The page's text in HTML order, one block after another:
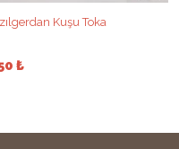
Kuşu Toka
₺